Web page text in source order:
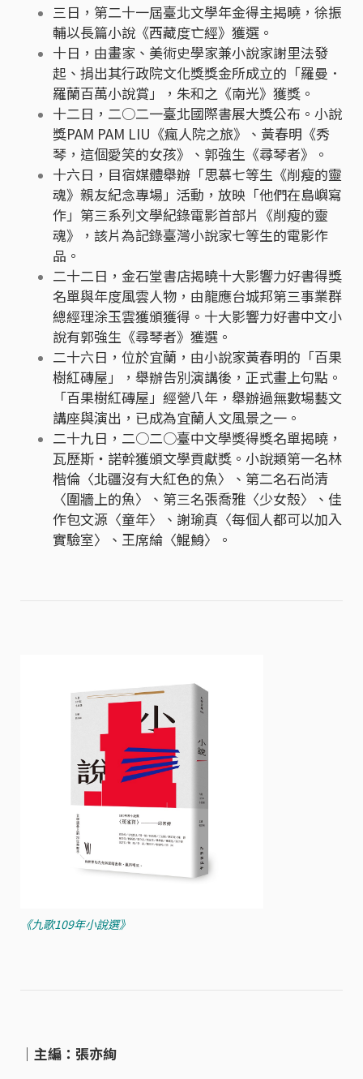
三日，第二十一屆臺北文學年金得主揭曉，徐振
輔以長篇小說《西藏度亡經》獲選。
十日，由畫家、美術史學家兼小說家謝里法發
起、捐出其行政院文化獎獎金所成立的「羅曼．
羅蘭百萬小說賞」，朱和之《南光》獲獎。
十二日，二○二一臺北國際書展大獎公布。小說
獎PAM PAM LIU《瘋人院之旅》、黃春明《秀
琴，這個愛笑的女孩》、郭強生《尋琴者》。
十六日，目宿媒體舉辦「思慕七等生《削瘦的靈
魂》親友紀念專場」活動，放映「他們在島嶼寫
作」第三系列文學紀錄電影首部片《削瘦的靈
魂》，該片為記錄臺灣小說家七等生的電影作
品。
二十二日，金石堂書店揭曉十大影響力好書得獎
名單與年度風雲人物，由龍應台城邦第三事業群
總經理涂玉雲獲頒獲得。十大影響力好書中文小
說有郭強生《尋琴者》獲選。
二十六日，位於宜蘭，由小說家黃春明的「百果
樹紅磚屋」，舉辦告別演講後，正式畫上句點。
「百果樹紅磚屋」經營八年，舉辦過無數場藝文
講座與演出，已成為宜蘭人文風景之一。
二十九日，二○二○臺中文學獎得獎名單揭曉，
瓦歷斯‧諾幹獲頒文學貢獻獎。小說類第一名林
楷倫〈北疆沒有大紅色的魚〉、第二名石尚清
〈圍牆上的魚〉、第三名張喬雅〈少女殼〉、佳
作包文源〈童年〉、謝瑜真〈每個人都可以加入
實驗室〉、王席綸〈鯤鯓〉。
《九歌109年小說選》
｜主編：張亦絢